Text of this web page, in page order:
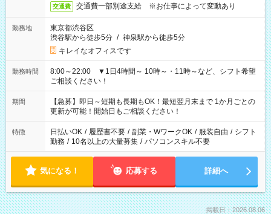
交通費 交通費一部別途支給 ※お仕事によって変動あり
勤務地
東京都渋谷区
渋谷駅から徒歩5分 / 神泉駅から徒歩5分
キレイなオフィスです
勤務時間
8:00～22:00 ▼1日4時間～ 10時～・11時～など、シフト希望
ご相談ください！
期間
【急募】即日～短期も長期もOK！最短翌月末まで 1か月ごとの
更新が可能！開始日もご相談ください！
特徴 日払いOK / 履歴書不要 / 副業・WワークOK / 服装自由 / シフト
勤務 / 10名以上の大量募集 / パソコンスキル不要
気になる！ 応募する 詳細へ
掲載日：2026.08.06